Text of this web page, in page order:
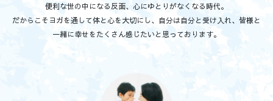
便利な世の中になる反面、心にゆとりがなくなる時代。
だからこそヨガを通して体と心を大切にし、自分は自分と受け入れ、皆様と
一緒に幸せをたくさん感じたいと思っております。